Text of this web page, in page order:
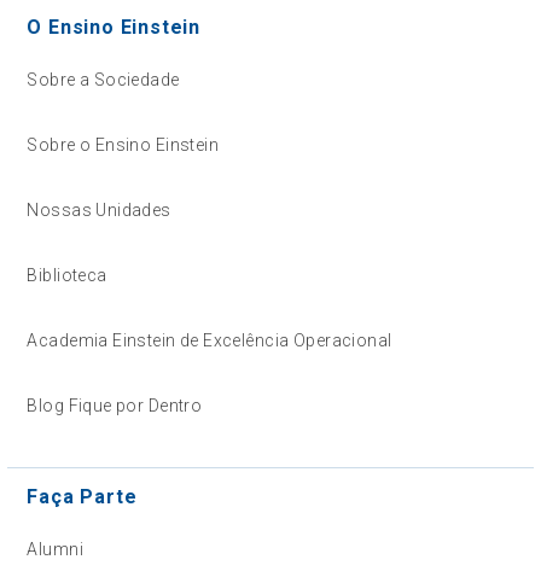
O Ensino Einstein
Sobre a Sociedade
Sobre o Ensino Einstein
Nossas Unidades
Biblioteca
Academia Einstein de Excelência Operacional
Blog Fique por Dentro
Faça Parte
Alumni